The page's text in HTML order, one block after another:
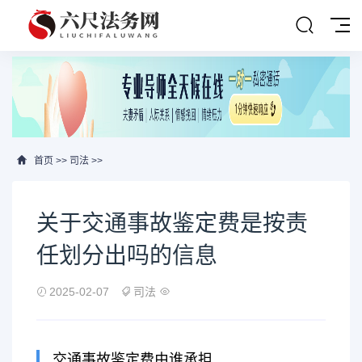
首页 >> 司法 >>
关于交通事故鉴定费是按责
任划分出吗的信息
2025-02-07 司法